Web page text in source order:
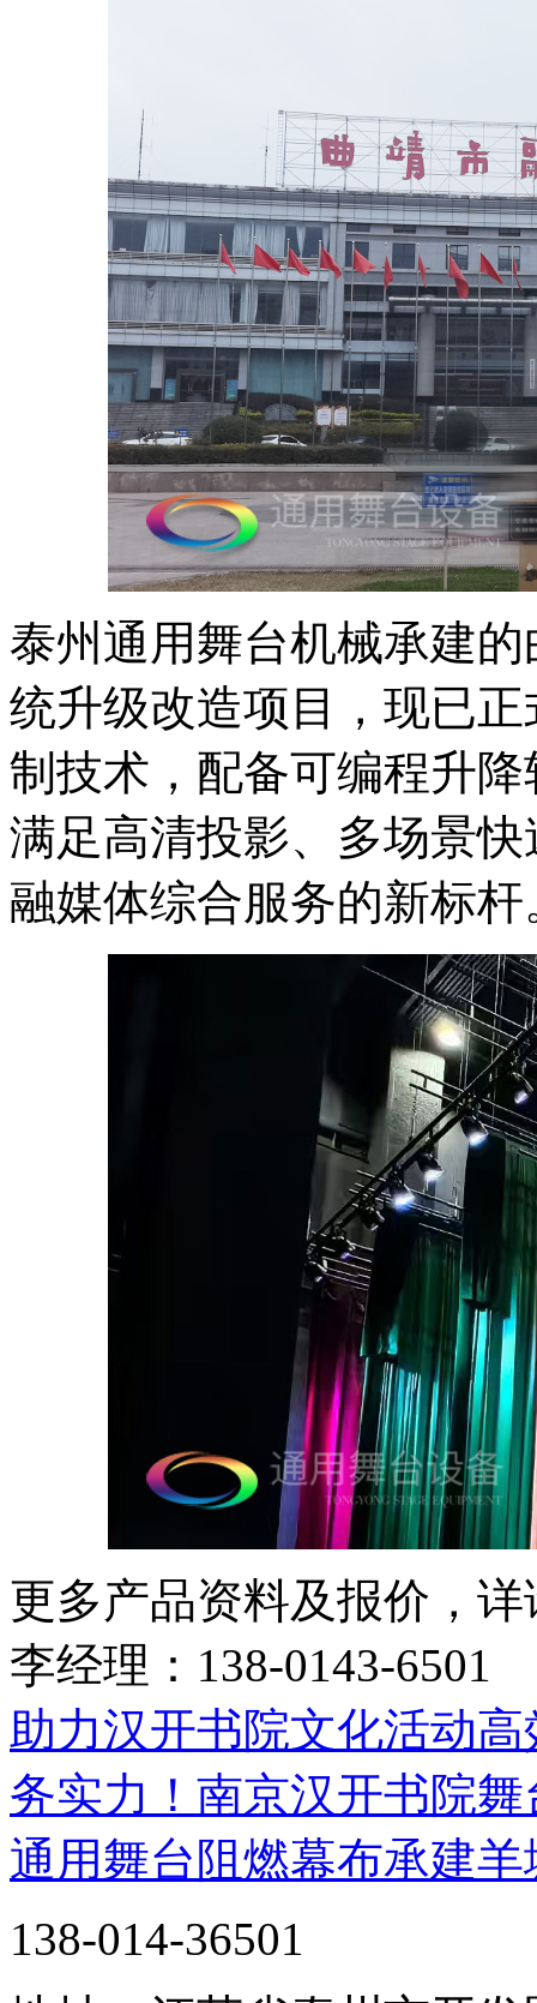
泰州通用舞台机械承建
统升级改造项目，现已
制技术，配备可编程升
满足高清投影、多场景
融媒体综合服务的新标杆
更多产品资料及报价，
李经理：138-0143-6501
助力汉开书院文化活动
务实力！南京汉开书院
通用舞台阻燃幕布承建
138-014-36501